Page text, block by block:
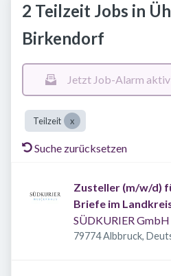
2 Teilzeit Jobs in
Birkendorf
Jetzt Job-Alarm
Teilzeit
Suche zurücksetzen
Zusteller (m/w/d)
Briefe im
SÜDKURIER GmbH
79774 Albbruck,